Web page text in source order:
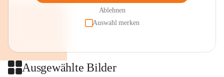
Ablehnen
Auswahl merken
Ausgewählte Bilder